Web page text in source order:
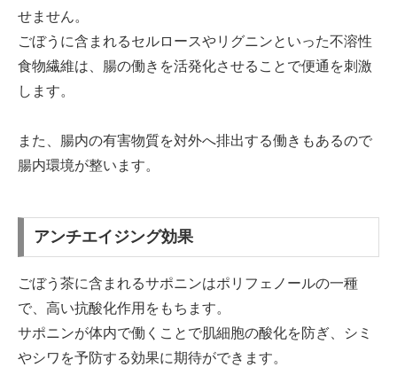
せません。
ごぼうに含まれるセルロースやリグニンといった不溶性
食物繊維は、腸の働きを活発化させることで便通を刺激
します。
また、腸内の有害物質を対外へ排出する働きもあるので
腸内環境が整います。
アンチエイジング効果
ごぼう茶に含まれるサポニンはポリフェノールの一種
で、高い抗酸化作用をもちます。
サポニンが体内で働くことで肌細胞の酸化を防ぎ、シミ
やシワを予防する効果に期待ができます。